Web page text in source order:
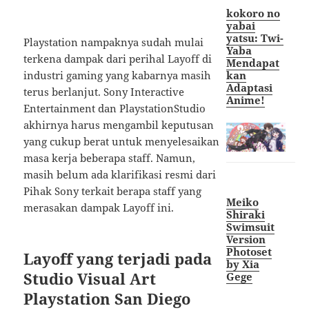
Playstation nampaknya sudah mulai
terkena dampak dari perihal Layoff di
industri gaming yang kabarnya masih
terus berlanjut. Sony Interactive
Entertainment dan PlaystationStudio
akhirnya harus mengambil keputusan
yang cukup berat untuk menyelesaikan
masa kerja beberapa staff. Namun,
masih belum ada klarifikasi resmi dari
Pihak Sony terkait berapa staff yang
merasakan dampak Layoff ini.
Layoff yang terjadi pada
Studio Visual Art
Playstation San Diego
kokoro no
yabai
yatsu: Twi-
Yaba
Mendapat
kan
Adaptasi
Anime!
Meiko
Shiraki
Swimsuit
Version
Photoset
by Xia
Gege